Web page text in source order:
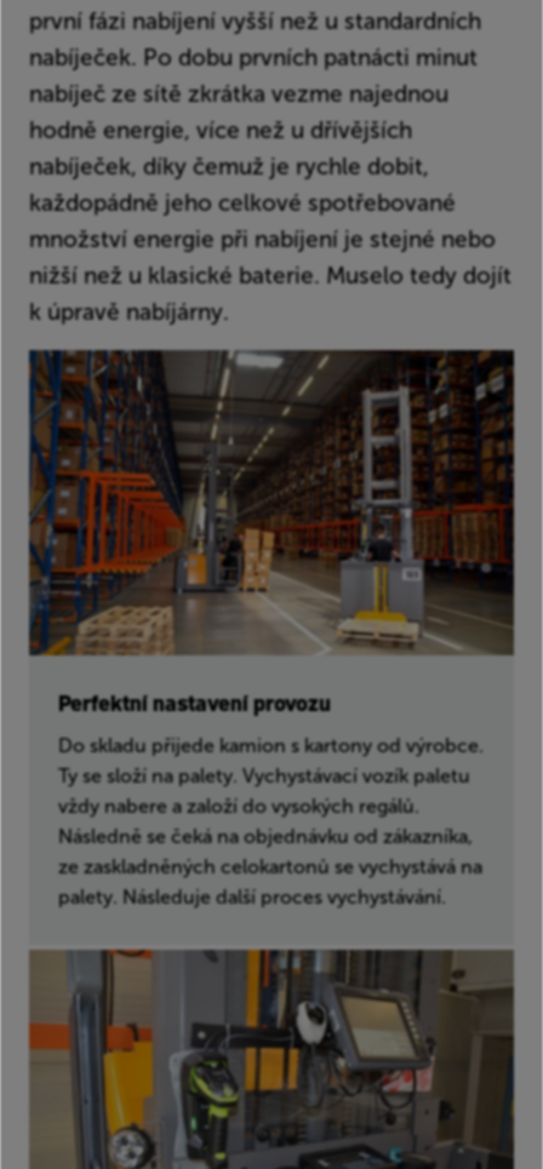
první fázi nabíjení vyšší než u standardních
nabíječek. Po dobu prvních patnácti minut
nabíječ ze sítě zkrátka vezme najednou
hodně energie, více než u dřívějších
nabíječek, díky čemuž je rychle dobit,
každopádně jeho celkové spotřebované
množství energie při nabíjení je stejné nebo
nižší než u klasické baterie. Muselo tedy dojít
k úpravě nabíjárny.
Perfektní nastavení provozu
Do skladu přijede kamion s kartony od výrobce.
Ty se složí na palety. Vychystávací vozík paletu
vždy nabere a založí do vysokých regálů.
Následně se čeká na objednávku od zákazníka,
ze zaskladněných celokartonů se vychystává na
palety. Následuje další proces vychystávání.